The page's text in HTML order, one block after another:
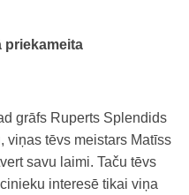
priekameita
grāfs Ruperts Splendids
viņas tēvs meistars Matīss
savu laimi. Taču tēvs
interesē tikai viņa